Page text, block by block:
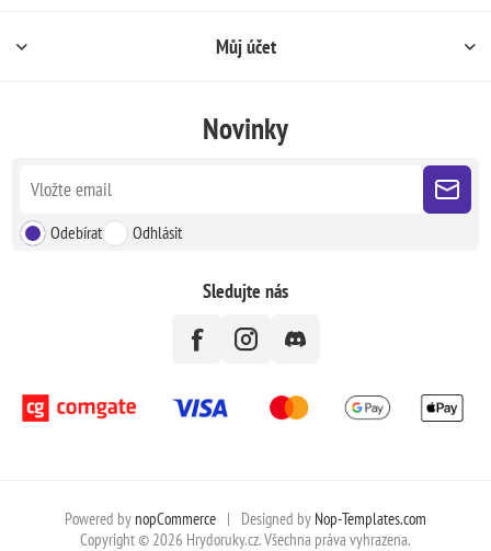
Můj účet
Novinky
Odebírat Odhlásit
Sledujte nás
Powered by nopCommerce | Designed by Nop-Templates.com
Copyright © 2026 Hrydoruky.cz. Všechna práva vyhrazena.